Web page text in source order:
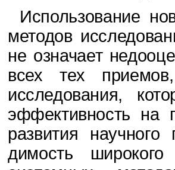
Использование
мето­дов
не означает
всех тех приемов,
исследования,
эффективность на
развития
димость